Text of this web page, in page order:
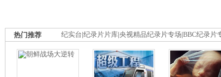
纪实台 纪录片片库 央视精品纪录片专场 BBC纪录片
热门推荐